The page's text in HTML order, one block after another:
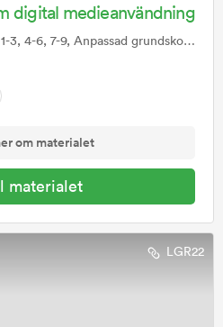
digital medieanvändning
grundskola, Anpassad gymnasieskola
om materialet
materialet
LGR22